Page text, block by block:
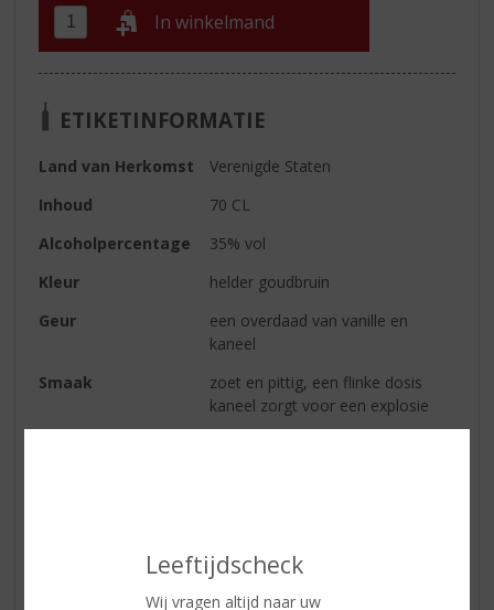
Leeftijdscheck
Wij vragen altijd naar uw
In winkelmand
ETIKETINFORMATIE
Land van Herkomst
Verenigde Staten
Inhoud
70 CL
Alcoholpercentage
35% vol
Kleur
helder goudbruin
Geur
een overdaad van vanille en
kaneel
Smaak
zoet en pittig, een flinke dosis
kaneel zorgt voor een explosie
Reviews